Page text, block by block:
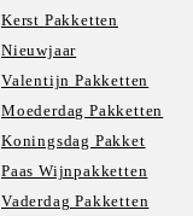
Kerst Pakketten
Nieuwjaar
Valentijn Pakketten
Moederdag Pakketten
Koningsdag Pakket
Paas Wijnpakketten
Vaderdag Pakketten